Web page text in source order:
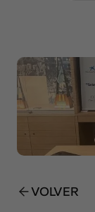
Clientes
Insights
Actualidad
VOLVER